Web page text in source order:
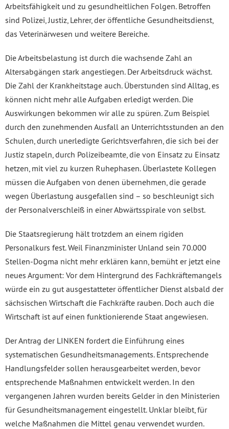
Arbeitsfähigkeit und zu gesundheitlichen Folgen. Betroffen
sind Polizei, Justiz, Lehrer, der öffentliche Gesundheitsdienst,
das Veterinärwesen und weitere Bereiche.
Die Arbeitsbelastung ist durch die wachsende Zahl an
Altersabgängen stark angestiegen. Der Arbeitsdruck wächst.
Die Zahl der Krankheitstage auch. Überstunden sind Alltag, es
können nicht mehr alle Aufgaben erledigt werden. Die
Auswirkungen bekommen wir alle zu spüren. Zum Beispiel
durch den zunehmenden Ausfall an Unterrichtsstunden an den
Schulen, durch unerledigte Gerichtsverfahren, die sich bei der
Justiz stapeln, durch Polizeibeamte, die von Einsatz zu Einsatz
hetzen, mit viel zu kurzen Ruhephasen. Überlastete Kollegen
müssen die Aufgaben von denen übernehmen, die gerade
wegen Überlastung ausgefallen sind – so beschleunigt sich
der Personalverschleiß in einer Abwärtsspirale von selbst.
Die Staatsregierung hält trotzdem an einem rigiden
Personalkurs fest. Weil Finanzminister Unland sein 70.000
Stellen-Dogma nicht mehr erklären kann, bemüht er jetzt eine
neues Argument: Vor dem Hintergrund des Fachkräftemangels
würde ein zu gut ausgestatteter öffentlicher Dienst alsbald der
sächsischen Wirtschaft die Fachkräfte rauben. Doch auch die
Wirtschaft ist auf einen funktionierende Staat angewiesen.
Der Antrag der LINKEN fordert die Einführung eines
systematischen Gesundheitsmanagements. Entsprechende
Handlungsfelder sollen herausgearbeitet werden, bevor
entsprechende Maßnahmen entwickelt werden. In den
vergangenen Jahren wurden bereits Gelder in den Ministerien
für Gesundheitsmanagement eingestellt. Unklar bleibt, für
welche Maßnahmen die Mittel genau verwendet wurden.